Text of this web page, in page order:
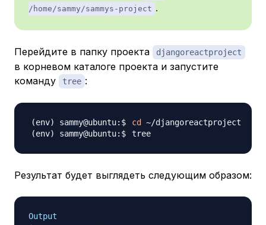
/home/sammy/sammys-project .
Перейдите в папку проекта djangoreactproject
в корневом каталоге проекта и запустите
команду
tree :
cd
Результат будет выглядеть следующим образом:
Output